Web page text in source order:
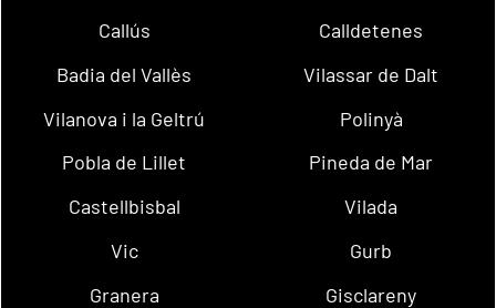
Callús
Calldetenes
Badia del Vallès
Vilassar de Dalt
Vilanova i la Geltrú
Polinyà
Pobla de Lillet
Pineda de Mar
Castellbisbal
Vilada
Vic
Gurb
Granera
Gisclareny